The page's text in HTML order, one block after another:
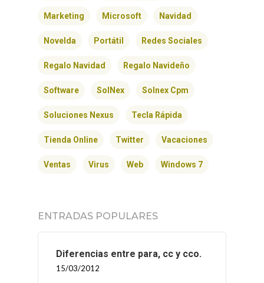
Marketing Microsoft Navidad
Novelda Portátil Redes Sociales
Regalo Navidad Regalo Navideño
Software SolNex Solnex Cpm
Soluciones Nexus Tecla Rápida
Tienda Online Twitter Vacaciones
Ventas Virus Web Windows 7
ENTRADAS POPULARES
Diferencias entre para, cc y cco.
15/03/2012
SERVICIOS
BLOG
CONTACTO